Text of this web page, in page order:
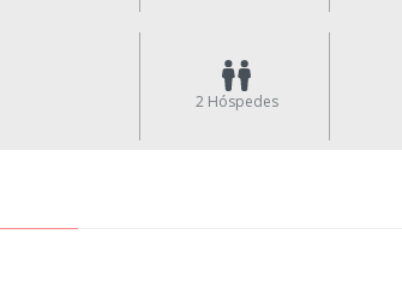
2 Hóspedes